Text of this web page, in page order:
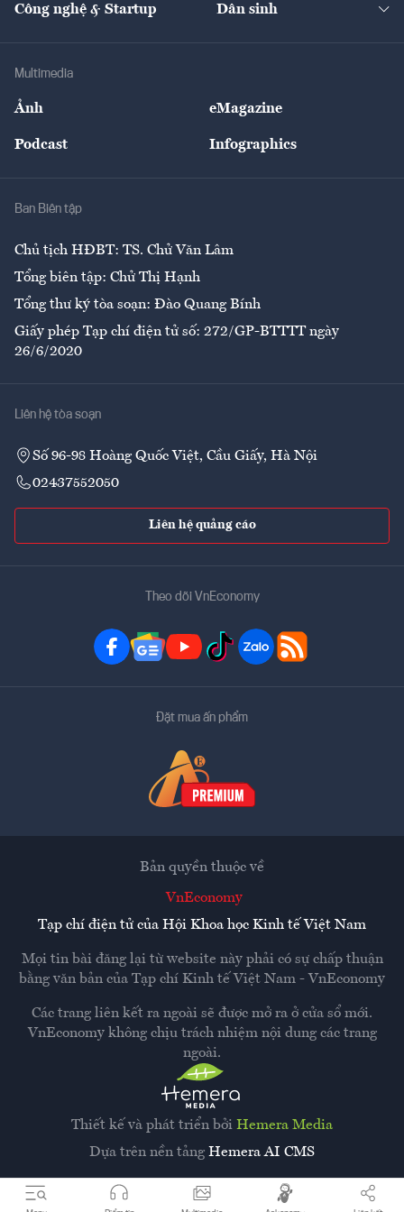
Tư vấn Nông sản
Giải trí
Công nghệ & Startup Dân sinh
Multimedia
Ảnh eMagazine
Podcast Infographics
Ban Biên tập
Chủ tịch HĐBT: TS. Chử Văn Lâm
Tổng biên tập: Chử Thị Hạnh
Tổng thư ký tòa soạn: Đào Quang Bính
Giấy phép Tạp chí điện tử số: 272/GP-BTTTT ngày
26/6/2020
Liên hệ tòa soạn
Số 96-98 Hoàng Quốc Việt, Cầu Giấy, Hà Nội
02437552050
Liên hệ quảng cáo
Theo dõi VnEconomy
Đặt mua ấn phẩm
Thiết kế và phát triển bởi Hemera Media
Dựa trên nền tảng Hemera AI CMS
Bản quyền thuộc về
VnEconomy
Tạp chí điện tử của Hội Khoa học Kinh tế Việt Nam
Mọi tin bài đăng lại từ website này phải có sự chấp thuận
bằng văn bản của Tạp chí Kinh tế Việt Nam - VnEconomy
Các trang liên kết ra ngoài sẽ được mở ra ở cửa sổ mới.
VnEconomy không chịu trách nhiệm nội dung các trang
ngoài.